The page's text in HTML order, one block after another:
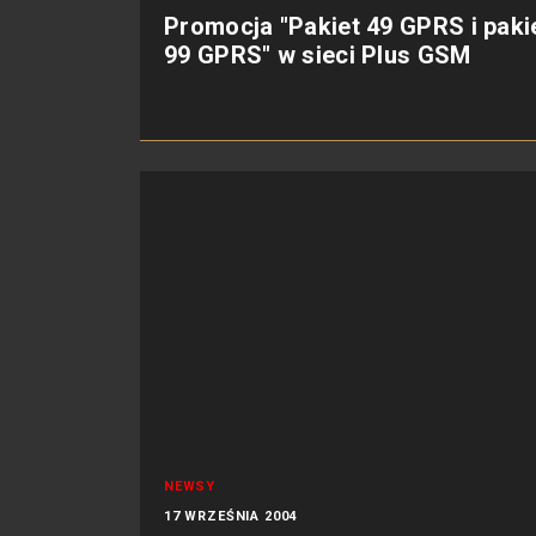
Promocja "Pakiet 49 GPRS i
99 GPRS" w sieci Plus GSM
NEWSY
17 WRZEŚNIA 2004